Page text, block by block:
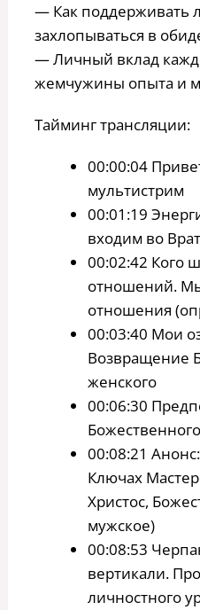
— Как поддерживать
захлопываться в
— Личный вклад
жемчужины опыта и
Тайминг трансляции:
00:00:04
мультистрим
00:01:19
входим во
00:02:42 Кого
отношений.
отношения
00:03:40 Мои
Возвращение
женского
00:06:30
00:08:21
Ключах
Христос,
мужское)
00:08:53
вертикали.
личностного